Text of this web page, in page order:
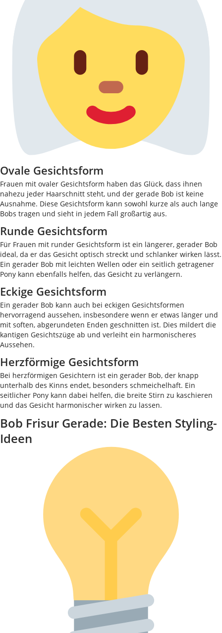
Ovale Gesichtsform
Frauen mit ovaler Gesichtsform haben das Glück, dass ihnen
nahezu jeder Haarschnitt steht, und der gerade Bob ist keine
Ausnahme. Diese Gesichtsform kann sowohl kurze als auch lange
Bobs tragen und sieht in jedem Fall großartig aus.
Runde Gesichtsform
Für Frauen mit runder Gesichtsform ist ein längerer, gerader Bob
ideal, da er das Gesicht optisch streckt und schlanker wirken lässt.
Ein gerader Bob mit leichten Wellen oder ein seitlich getragener
Pony kann ebenfalls helfen, das Gesicht zu verlängern.
Eckige Gesichtsform
Ein gerader Bob kann auch bei eckigen Gesichtsformen
hervorragend aussehen, insbesondere wenn er etwas länger und
mit soften, abgerundeten Enden geschnitten ist. Dies mildert die
kantigen Gesichtszüge ab und verleiht ein harmonischeres
Aussehen.
Herzförmige Gesichtsform
Bei herzförmigen Gesichtern ist ein gerader Bob, der knapp
unterhalb des Kinns endet, besonders schmeichelhaft. Ein
seitlicher Pony kann dabei helfen, die breite Stirn zu kaschieren
und das Gesicht harmonischer wirken zu lassen.
Bob Frisur Gerade: Die Besten Styling-
Ideen